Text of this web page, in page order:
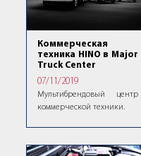
Коммерческая
техника HINO в Major
Truck Center
07/11/2019
Мультибрендовый центр
коммерческой техники.